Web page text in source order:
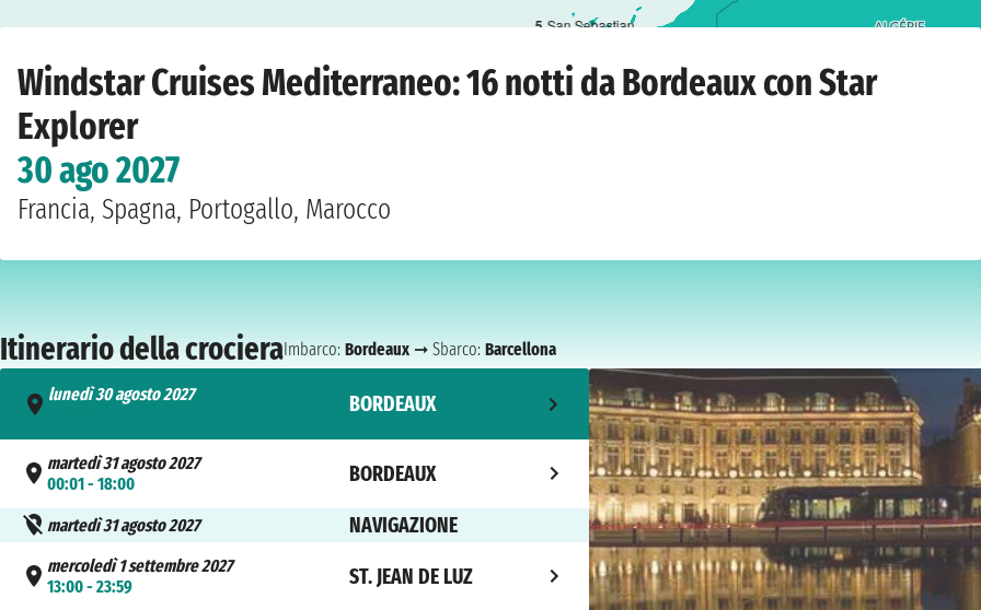
5 San Sebastian
Windstar Cruises Mediterraneo: 16 notti da Bordeaux con Star
Explorer
30 ago 2027
Francia, Spagna, Portogallo, Marocco
Itinerario della crocieraImbarco: Bordeaux ➞ Sbarco: Barcellona
lunedì 30 agosto 2027
BORDEAUX
martedì 31 agosto 2027
00:01 - 18:00
BORDEAUX
martedì 31 agosto 2027 NAVIGAZIONE
mercoledì 1 settembre 2027
13:00 - 23:59
ST. JEAN DE LUZ